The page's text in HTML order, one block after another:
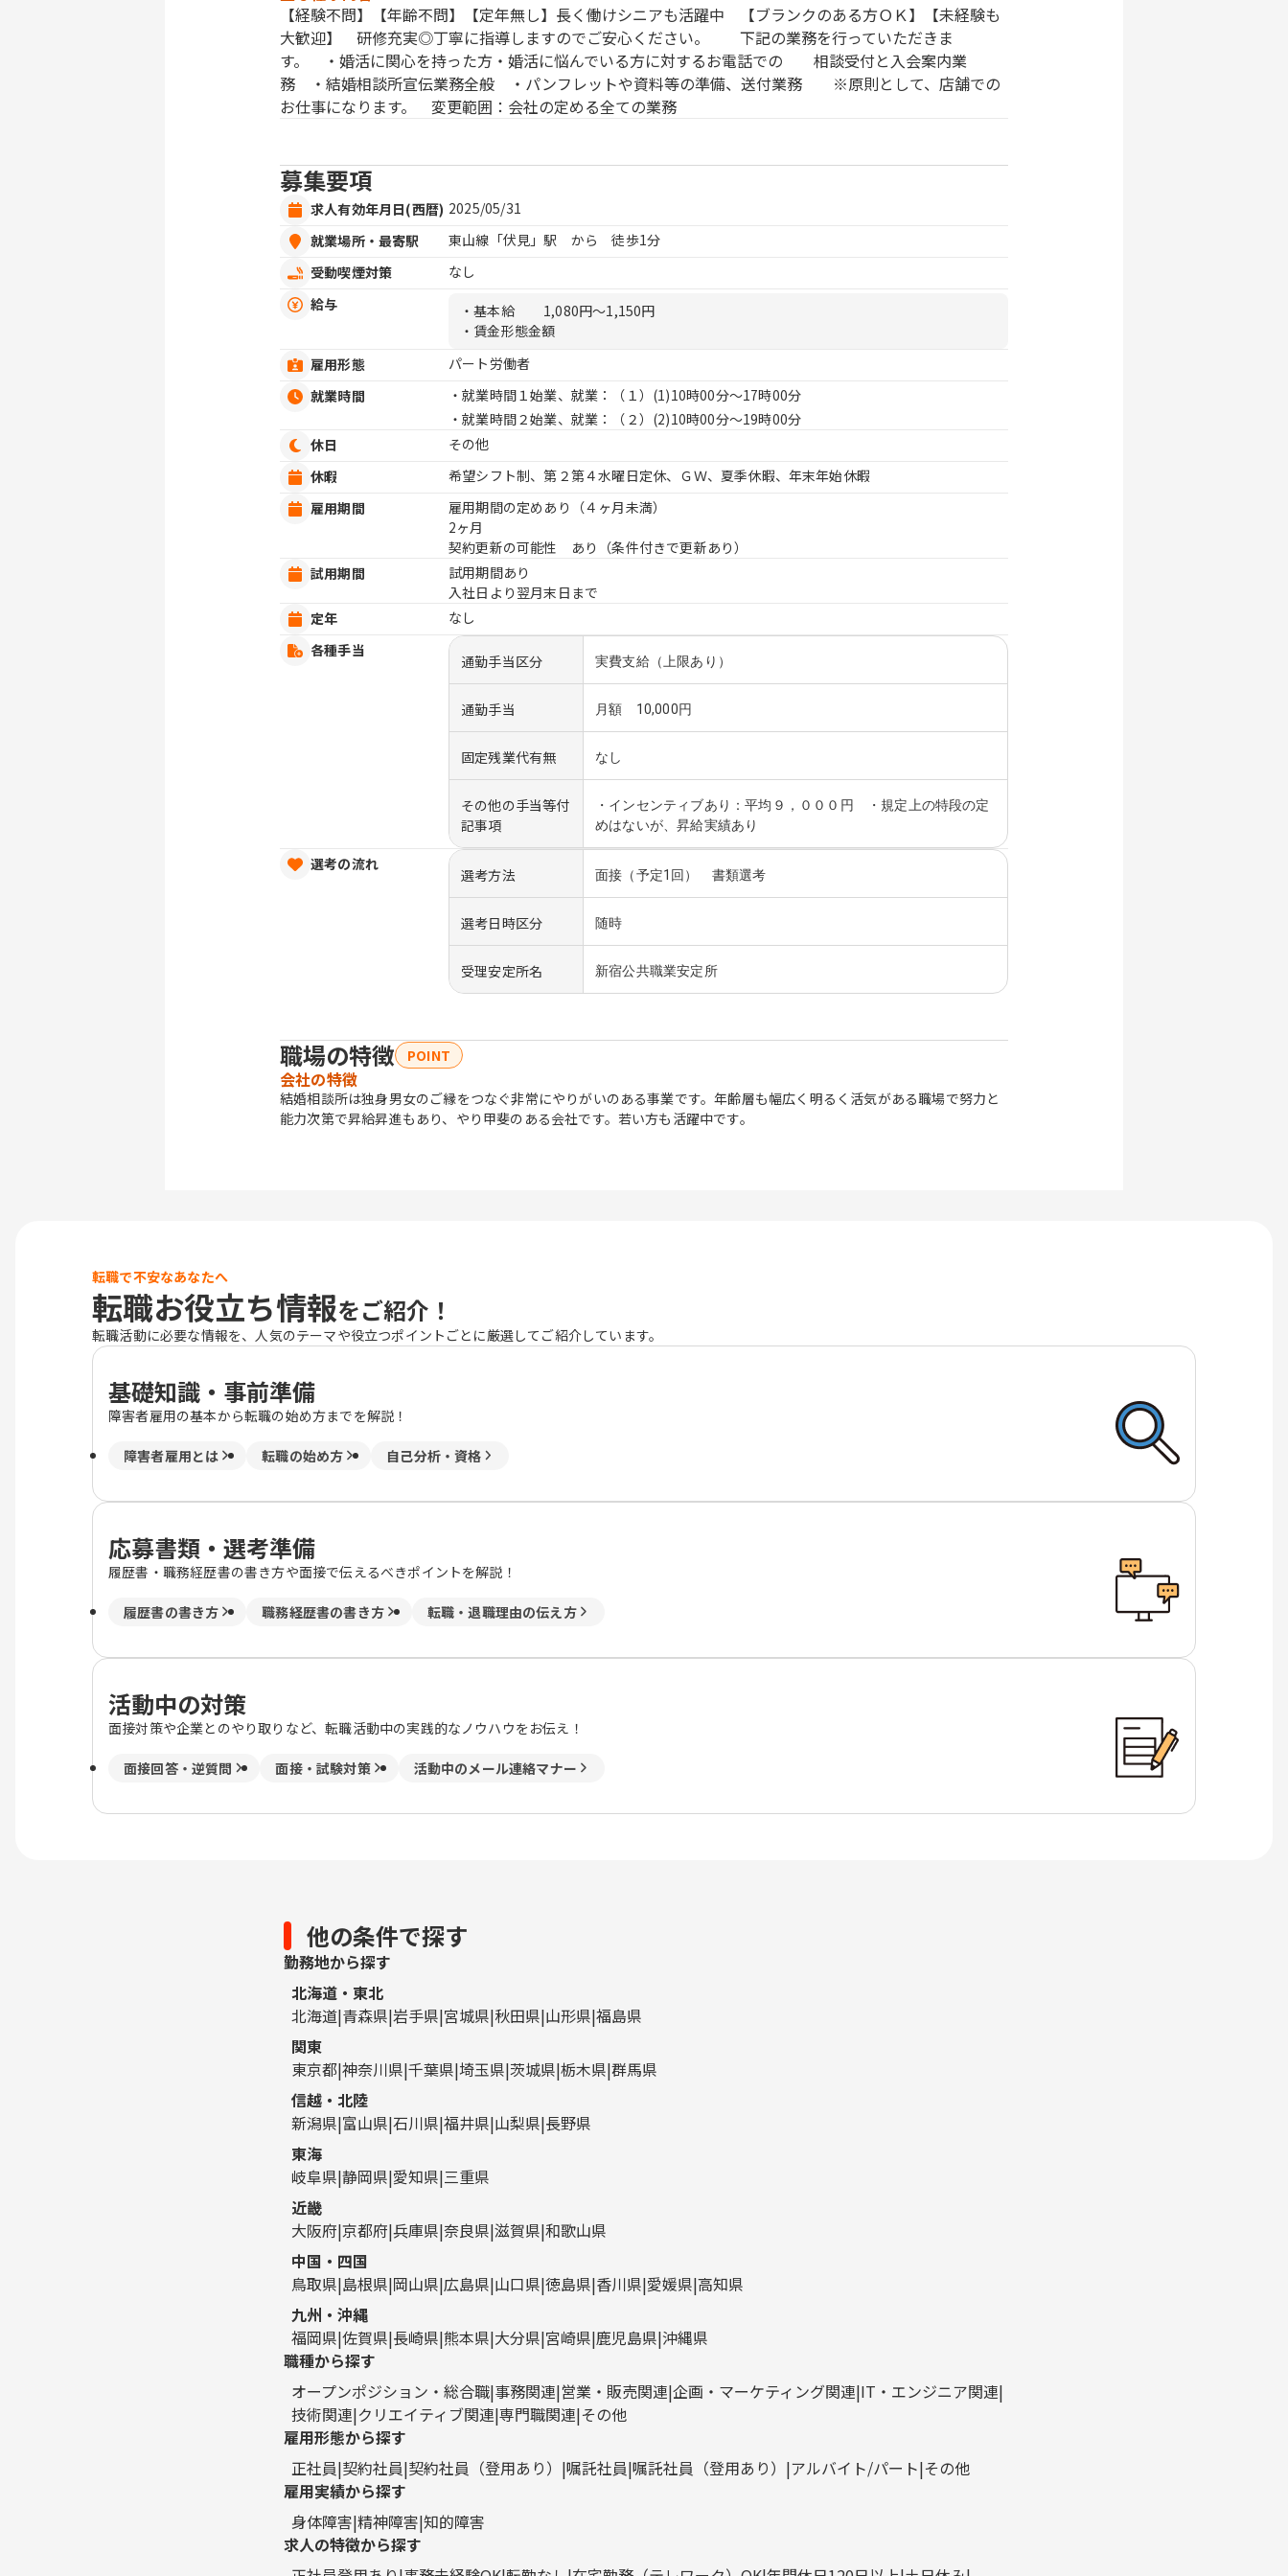
【経験不問】【年齢不問】【定年無し】長く働けシニアも活躍中 【ブランクのある方ＯＫ】【未経験も
大歓迎】 研修充実◎丁寧に指導しますのでご安心ください。 下記の業務を行っていただきま
す。 ・婚活に関心を持った方・婚活に悩んでいる方に対するお電話での 相談受付と入会案内業
務 ・結婚相談所宣伝業務全般 ・パンフレットや資料等の準備、送付業務 ※原則として、店舗での
お仕事になります。 変更範囲：会社の定める全ての業務
募集要項
求人有効年月日(西暦) 2025/05/31
就業場所・最寄駅
東山線「伏見」駅 から 徒歩1分
受動喫煙対策
なし
給与
・基本給
1,080円〜1,150円
・賃金形態金額
雇用形態
パート労働者
就業時間
・就業時間１始業、就業：（１） (1)10時00分〜17時00分
・就業時間２始業、就業：（２） (2)10時00分〜19時00分
休日
その他
休暇
希望シフト制、第２第４水曜日定休、ＧＷ、夏季休暇、年末年始休暇
雇用期間
雇用期間の定めあり（４ヶ月未満）
2ヶ月
契約更新の可能性 あり（条件付きで更新あり）
試用期間
試用期間あり
入社日より翌月末日まで
定年
なし
各種手当
通勤手当区分 実費支給（上限あり）
通勤手当 月額 10,000円
固定残業代有無 なし
その他の手当等付
記事項
・インセンティブあり：平均９，０００円 ・規定上の特段の定
めはないが、昇給実績あり
選考の流れ
選考方法 面接（予定1回） 書類選考
選考日時区分 随時
受理安定所名 新宿公共職業安定所
職場の特徴 POINT
会社の特徴
結婚相談所は独身男女のご縁をつなぐ非常にやりがいのある事業です。年齢層も幅広く明るく活気がある職場で努力と
能力次第で昇給昇進もあり、やり甲斐のある会社です。若い方も活躍中です。
転職で不安なあなたへ
転職お役立ち情報をご紹介！
転職活動に必要な情報を、人気のテーマや役立つポイントごとに厳選してご紹介しています。
基礎知識・事前準備
障害者雇用の基本から転職の始め方までを解説！
障害者雇用とは 転職の始め方 自己分析・資格
応募書類・選考準備
履歴書・職務経歴書の書き方や面接で伝えるべきポイントを解説！
履歴書の書き方 職務経歴書の書き方 転職・退職理由の伝え方
活動中の対策
面接対策や企業とのやり取りなど、転職活動中の実践的なノウハウをお伝え！
面接回答・逆質問 面接・試験対策 活動中のメール連絡マナー
他の条件で探す
勤務地から探す
北海道・東北
北海道 青森県 岩手県 宮城県 秋田県 山形県 福島県
関東
東京都 神奈川県 千葉県 埼玉県 茨城県 栃木県 群馬県
信越・北陸
新潟県 富山県 石川県 福井県 山梨県 長野県
東海
岐阜県 静岡県 愛知県 三重県
近畿
大阪府 京都府 兵庫県 奈良県 滋賀県 和歌山県
中国・四国
鳥取県 島根県 岡山県 広島県 山口県 徳島県 香川県 愛媛県 高知県
九州・沖縄
福岡県 佐賀県 長崎県 熊本県 大分県 宮崎県 鹿児島県 沖縄県
職種から探す
オープンポジション・総合職 事務関連 営業・販売関連 企画・マーケティング関連 IT・エンジニア関連
技術関連 クリエイティブ関連 専門職関連 その他
雇用形態から探す
正社員 契約社員 契約社員（登用あり） 嘱託社員 嘱託社員（登用あり） アルバイト/パート その他
雇用実績から探す
身体障害 精神障害 知的障害
求人の特徴から探す